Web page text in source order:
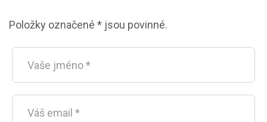
Položky označené * jsou povinné.